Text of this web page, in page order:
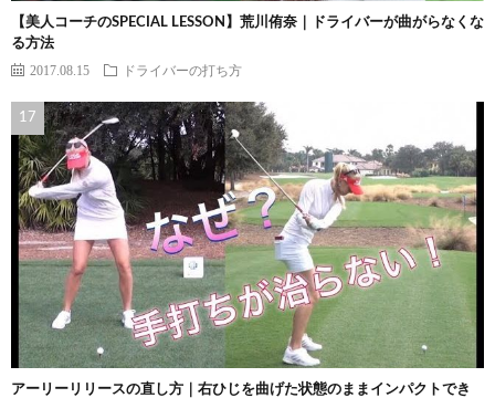
【美人コーチのSPECIAL LESSON】荒川侑奈｜ドライバーが曲がらなくな
る方法
2017.08.15 ドライバーの打ち方
アーリーリリースの直し方｜右ひじを曲げた状態のままインパクトでき